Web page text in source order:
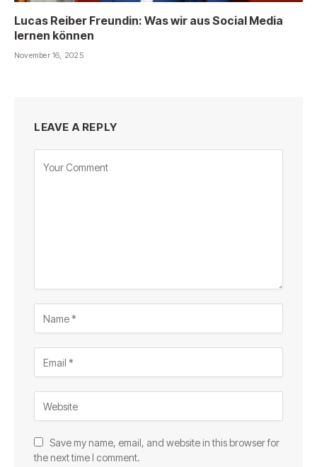
Lucas Reiber Freundin: Was wir aus Social Media
lernen können
November 16, 2025
LEAVE A REPLY
Save my name, email, and website in this browser for
the next time I comment.